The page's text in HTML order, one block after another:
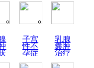
子宫
性不
孕症
乳腺
囊肿
治疗